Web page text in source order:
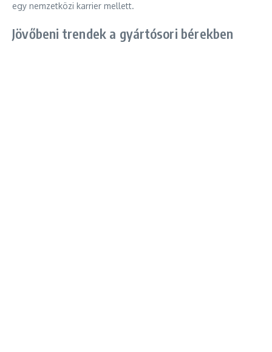
egy nemzetközi karrier mellett.
Jövőbeni trendek a gyártósori bérekben